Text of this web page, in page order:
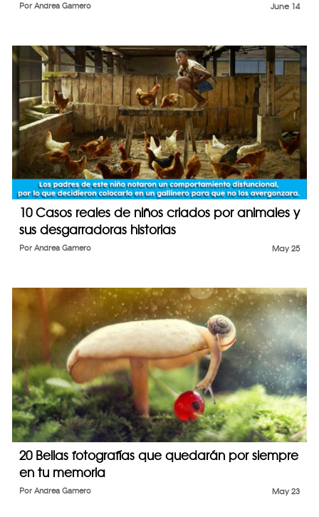
June 14
Por Andrea Gamero
10 Casos reales de niños criados por animales y
sus desgarradoras historias
May 25
Por Andrea Gamero
20 Bellas fotografías que quedarán por siempre
en tu memoria
May 23
Por Andrea Gamero